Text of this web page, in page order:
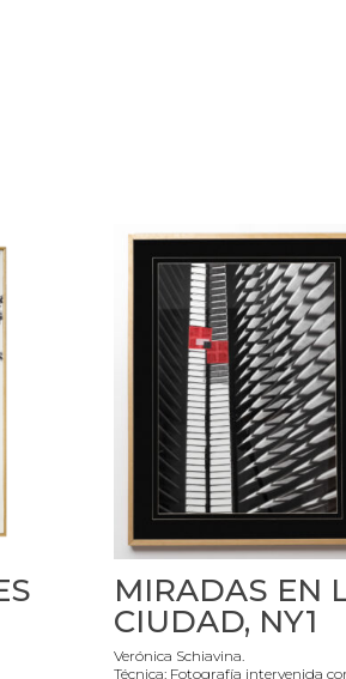
MIRADAS EN
CIUDAD, NY1
Verónica Schiavina.
Técnica: Fotografía intervenida